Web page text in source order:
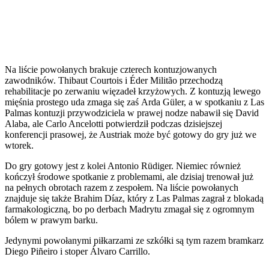
Na liście powołanych brakuje czterech kontuzjowanych
zawodników. Thibaut Courtois i Éder Militão przechodzą
rehabilitacje po zerwaniu więzadeł krzyżowych. Z kontuzją lewego
mięśnia prostego uda zmaga się zaś Arda Güler, a w spotkaniu z Las
Palmas kontuzji przywodziciela w prawej nodze nabawił się David
Alaba, ale Carlo Ancelotti potwierdził podczas dzisiejszej
konferencji prasowej, że Austriak może być gotowy do gry już we
wtorek.
Do gry gotowy jest z kolei Antonio Rüdiger. Niemiec również
kończył środowe spotkanie z problemami, ale dzisiaj trenował już
na pełnych obrotach razem z zespołem. Na liście powołanych
znajduje się także Brahim Díaz, który z Las Palmas zagrał z blokadą
farmakologiczną, bo po derbach Madrytu zmagał się z ogromnym
bólem w prawym barku.
Jedynymi powołanymi piłkarzami ze szkółki są tym razem bramkarz
Diego Piñeiro i stoper Álvaro Carrillo.